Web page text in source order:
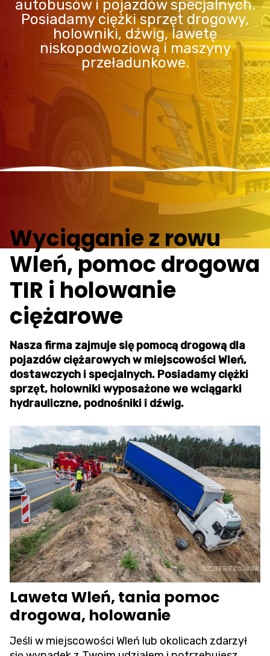
autobusów i pojazdów specjalnych.
Posiadamy ciężki sprzęt drogowy,
holowniki, dźwig, lawetę
niskopodwoziową i maszyny
przeładunkowe.
Wyciąganie z rowu
Wleń, pomoc drogowa
TIR i holowanie
ciężarowe
Nasza firma zajmuje się pomocą drogową dla
pojazdów ciężarowych w miejscowości Wleń,
dostawczych i specjalnych. Posiadamy ciężki
sprzęt, holowniki wyposażone we wciągarki
hydrauliczne, podnośniki i dźwig.
Laweta Wleń, tania pomoc
drogowa, holowanie
Jeśli w miejscowości Wleń lub okolicach zdarzył